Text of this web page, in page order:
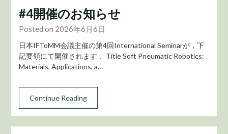
#4開催のお知らせ
Posted on 2026年6月6日
日本IFToMM会議主催の第4回International Seminarが，下
記要領にて開催されます． Title Soft Pneumatic Robotics:
Materials, Applications, a…
Continue Reading